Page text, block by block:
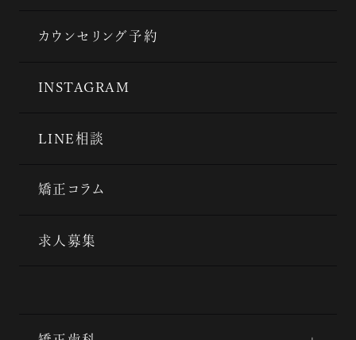
カウンセリング予約
INSTAGRAM
LINE相談
矯正コラム
求人募集